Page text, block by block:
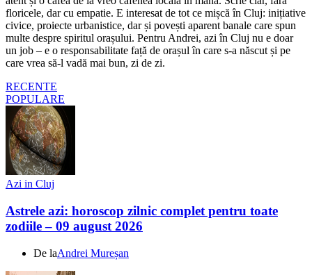
floricele, dar cu empatie. E interesat de tot ce mișcă în Cluj: inițiative
civice, proiecte urbanistice, dar și povești aparent banale care spun
multe despre spiritul orașului. Pentru Andrei, azi în Cluj nu e doar
un job – e o responsabilitate față de orașul în care s-a născut și pe
care vrea să-l vadă mai bun, zi de zi.
RECENTE
POPULARE
Azi in Cluj
Astrele azi: horoscop zilnic complet pentru toate
zodiile – 09 august 2026
De laAndrei Mureșan